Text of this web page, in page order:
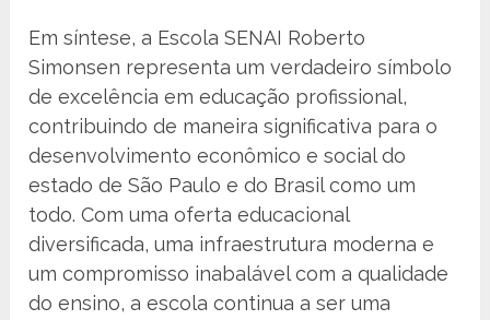
Em síntese, a Escola SENAI Roberto
Simonsen representa um verdadeiro símbolo
de excelência em educação profissional,
contribuindo de maneira significativa para o
desenvolvimento econômico e social do
estado de São Paulo e do Brasil como um
todo. Com uma oferta educacional
diversificada, uma infraestrutura moderna e
um compromisso inabalável com a qualidade
do ensino, a escola continua a ser uma